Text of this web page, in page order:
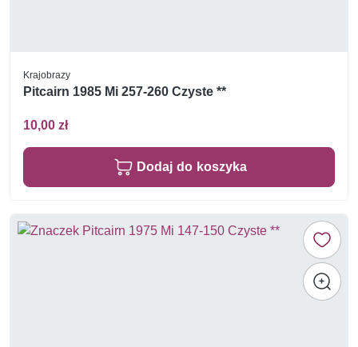
Krajobrazy
Pitcairn 1985 Mi 257-260 Czyste **
10,00 zł
Dodaj do koszyka